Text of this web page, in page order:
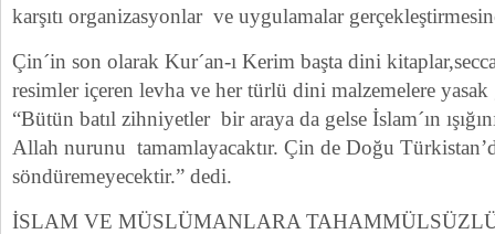
karşıtı organizasyonlar ve uygulamalar
Çin´in son olarak Kur´an-ı Kerim başta dini
resimler içeren levha ve her türlü dini malzemelere
“Bütün batıl zihniyetler bir araya da gelse İslam´ın
Allah nurunu tamamlayacaktır. Çin de Doğu
söndüremeyecektir.” dedi.
İSLAM VE MÜSLÜMANLARA